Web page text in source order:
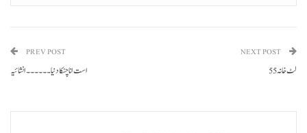
PREV POST
است انا چنکا دنیا۔۔۔۔۔۔انشائیہ
NEXT POST
لٹ خانہ 55